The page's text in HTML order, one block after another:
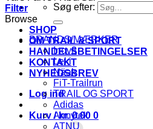
Søg efter:
SHOP
OM TRAIL & SPORT
HANDELSBETINGELSER
KONTAKT
NYHEDSBREV
Log ind
Kurv /kr.0.00 0
Filter
Browse
BRANDS/MÆRKER
Inov8
Leki
Näak
FiT-Trailrun
TRAIL OG SPORT
Adidas
Armytek
ATNU